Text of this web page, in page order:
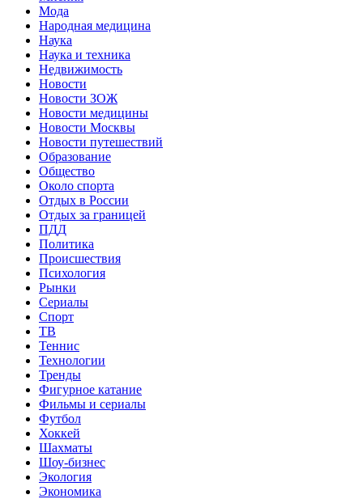
Мода
Народная медицина
Наука
Наука и техника
Недвижимость
Новости
Новости ЗОЖ
Новости медицины
Новости Москвы
Новости путешествий
Образование
Общество
Около спорта
Отдых в России
Отдых за границей
ПДД
Политика
Происшествия
Психология
Рынки
Сериалы
Спорт
ТВ
Теннис
Технологии
Тренды
Фигурное катание
Фильмы и сериалы
Футбол
Хоккей
Шахматы
Шоу-бизнес
Экология
Экономика